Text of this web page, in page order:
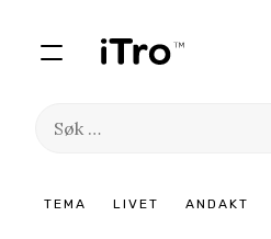
TEMA LIVET ANDAKT
Søk